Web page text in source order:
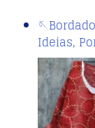
Ideias,